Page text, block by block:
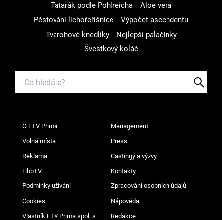
Tatarák podle Pohlreicha
Aloe vera
Pěstování lichořeřišnice
Výpočet ascendentu
Tvarohové knedlíky
Nejlepší palačinky
Švestkový koláč
O FTV Prima Management
Volná místa Press
Reklama Castingy a výzvy
HbbTV Kontakty
Podmínky užívání Zpracování osobních údajů
Cookies Nápověda
Vlastník FTV Prima spol. s Redakce